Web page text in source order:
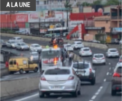
A LA UNE